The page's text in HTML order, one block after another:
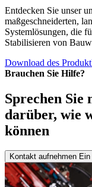
Entdecken Sie unser
maßgeschneiderten,
Systemlösungen, die
Stabilisieren von
Download des
Brauchen Sie Hilfe?
Sprechen Sie
darüber, wie
können
Kontakt aufnehmen